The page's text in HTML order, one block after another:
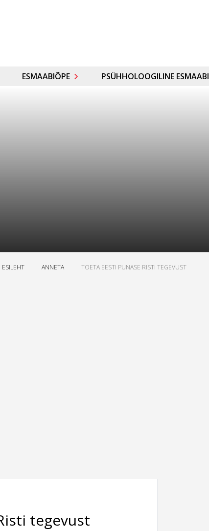
ESMAABIÕPE PSÜHHOLOOGILINE ESMAABI
ESILEHT ANNETA TOETA EESTI PUNASE RISTI TEGEVUST
tegevust